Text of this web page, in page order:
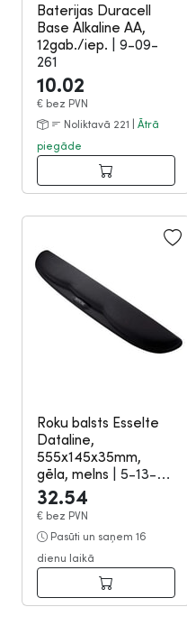
Baterijas Duracell
Base Alkaline AA,
12gab./iep.
9-09-
261
10.02
€ bez PVN
Noliktavā 221 | Ātrā
piegāde
Roku balsts Esselte
Dataline,
555x145x35mm,
gēla, melns
5-13-
186
32.54
€ bez PVN
Pasūti un saņem 16
dienu laikā